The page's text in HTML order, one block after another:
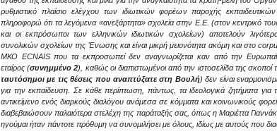
ρυθμιστικό πλαίσιο ελέγχου των ιδιωτικών φορέων παροχής
πληροφορώ ότι τα λεγόμενα «ανεξάρτητα» σχολεία στην Ε.Ε. (στον κεντρικό
και οι εκπρόσωποι των ελληνικών ιδιωτικών σχολείων) αποτελούν
συνολικών σχολείων της Ένωσης και είναι μικρή μειονότητα ακόμη και στο
ΜΚΟ ECNAIS που τα εκπροσωπεί δεν αναγνωρίζεται καν από την
εταίρος (συνημμένο 2), καθώς οι διαπιστωμένοι από την ιστοσελίδα της σκοποί
ταυτόσημοι με τις θέσεις που αναπτύξατε στη Βουλή) δεν είναι
για την εκπαίδευση. Σε κάθε περίπτωση, πάντως, τα ιδεολογικά ζητήματα για
αντικείμενο ενός διαρκούς διαλόγου ανάμεσα σε κόμματα και κοινωνικούς
διαβεβαιώσουν παλαιότερα στελέχη της παράταξής σας, όπως η Μαριέττα
ηγούμαι ήταν πάντοτε πρόθυμη να συνομιλήσει με όλους, ιδίως με αυτούς που